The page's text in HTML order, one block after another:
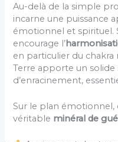
Au-delà de la simple
incarne une puissance
émotionnel et spirituel.
encourage l’
en particulier du chakra
Terre apporte un
d’enracinement,
Sur le plan
véritable minéral de